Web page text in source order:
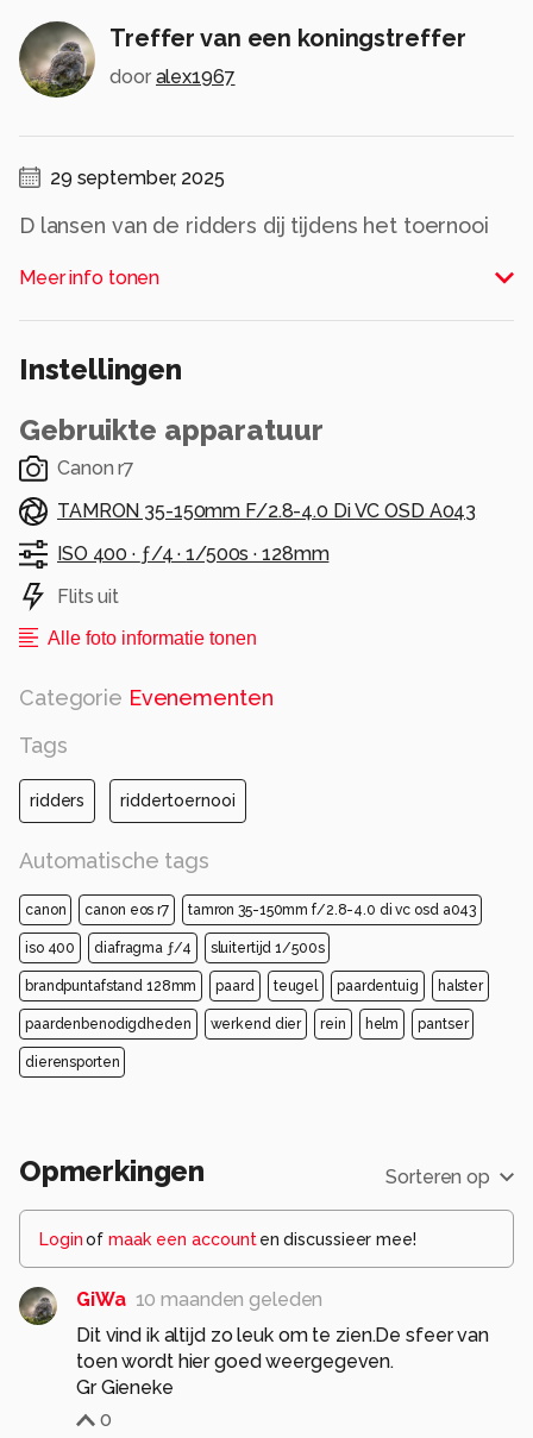
Treffer van een koningstreffer
door alex1967
29 september, 2025
D lansen van de ridders dij tijdens het toernooi
Meer info tonen
Instellingen
Gebruikte apparatuur
Canon r7
TAMRON 35-150mm F/2.8-4.0 Di VC OSD A043
ISO 400 · ƒ/4 ·1/500s ·128mm
Flits uit
Alle foto informatie tonen
Categorie Evenementen
Tags
ridders riddertoernooi
Automatische tags
canon canon eos r7 tamron 35-150mm f/2.8-4.0 di vc osd a043
iso 400 diafragma ƒ/4 sluitertijd 1/500s
brandpuntafstand 128mm paard teugel paardentuig halster
paardenbenodigdheden werkend dier rein helm pantser
dierensporten
Opmerkingen Sorteren op
Loginof maak een account en discussieer mee!
GiWa 10 maanden geleden
Dit vind ik altijd zo leuk om te zien.De sfeer van
toen wordt hier goed weergegeven.
Gr Gieneke
0